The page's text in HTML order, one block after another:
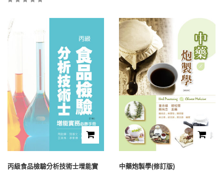
丙級食品檢驗分析技術士增能實
中藥炮製學(修訂版)